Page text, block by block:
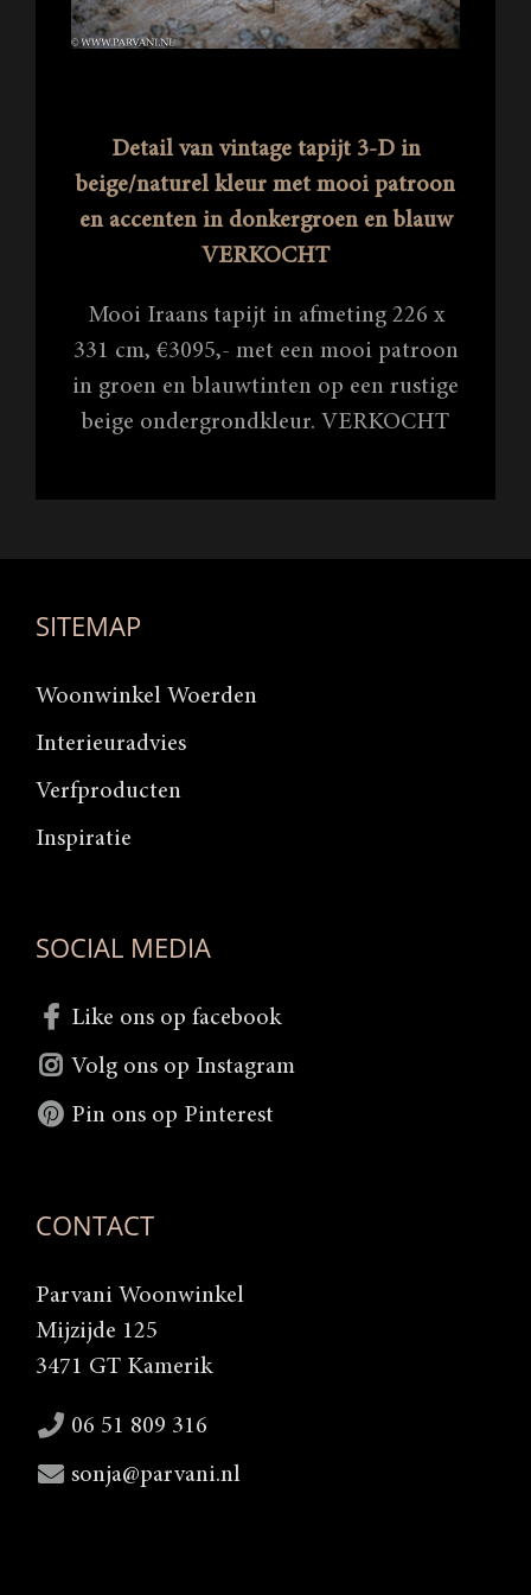
Detail van vintage tapijt 3-D in
beige/naturel kleur met mooi patroon
en accenten in donkergroen en blauw
VERKOCHT
Mooi Iraans tapijt in afmeting 226 x
331 cm, €3095,- met een mooi patroon
in groen en blauwtinten op een rustige
beige ondergrondkleur. VERKOCHT
SITEMAP
Woonwinkel Woerden
Interieuradvies
Verfproducten
Inspiratie
SOCIAL MEDIA
Like ons op facebook
Volg ons op Instagram
Pin ons op Pinterest
CONTACT
Parvani Woonwinkel
Mijzijde 125
3471 GT Kamerik
06 51 809 316
sonja@parvani.nl